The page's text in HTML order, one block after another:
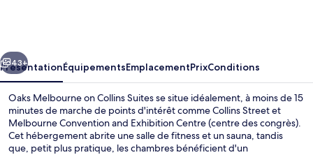
Suites
Suivant
43+
PrésentationÉquipementsEmplacementPrixConditions
Oaks Melbourne on Collins Suites se situe idéalement, à moins de 15
minutes de marche de points d'intérêt comme Collins Street et
Melbourne Convention and Exhibition Centre (centre des congrès).
Cet hébergement abrite une salle de fitness et un sauna, tandis
que, petit plus pratique, les chambres bénéficient d'un